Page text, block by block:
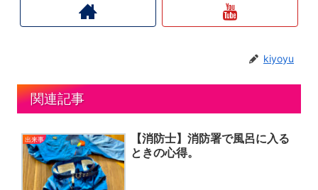
kiyoyu
関連記事
出来事
【消防士】消防署で風呂に入る
ときの心得。